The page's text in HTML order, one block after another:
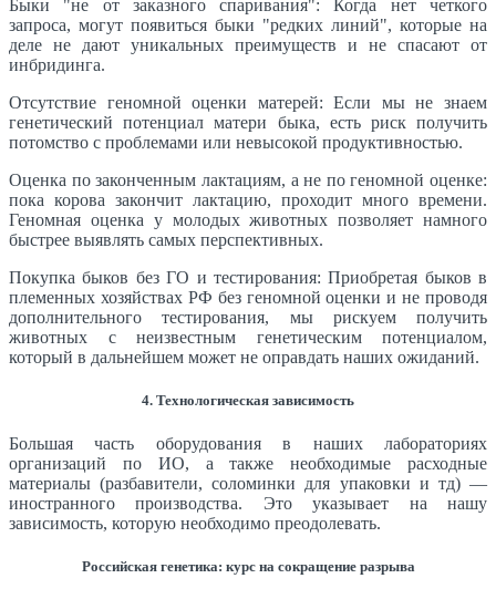
Быки "не от заказного спаривания": Когда нет четкого
запроса, могут появиться быки "редких линий", которые на
деле не дают уникальных преимуществ и не спасают от
инбридинга.
Отсутствие геномной оценки матерей: Если мы не знаем
генетический потенциал матери быка, есть риск получить
потомство с проблемами или невысокой продуктивностью.
Оценка по законченным лактациям, а не по геномной оценке:
пока корова закончит лактацию, проходит много времени.
Геномная оценка у молодых животных позволяет намного
быстрее выявлять самых перспективных.
Покупка быков без ГО и тестирования: Приобретая быков в
племенных хозяйствах РФ без геномной оценки и не проводя
дополнительного тестирования, мы рискуем получить
животных с неизвестным генетическим потенциалом,
который в дальнейшем может не оправдать наших ожиданий.
4. Технологическая зависимость
Большая часть оборудования в наших лабораториях
организаций по ИО, а также необходимые расходные
материалы (разбавители, соломинки для упаковки и тд) —
иностранного производства. Это указывает на нашу
зависимость, которую необходимо преодолевать.
Российская генетика: курс на сокращение разрыва